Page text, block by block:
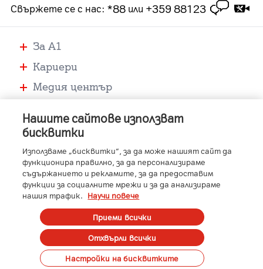
Сметка Контакти Общи условия
Управление на лични данни
Карти на покритие
Профилактики и аварии
Свържете се с нас: *88 или +359 88123
За А1
Кариери
Медия център
Устройства
Услуги
A1 Austria - A1 Croatia - A1 Serbia - A1 Belarus
A1 Bulgaria - A1 Macedonia -
Member of A1 Group
Copyright © 2023 A1 Bulgaria. Protected by reCAPTCHA
Нашите сайтове използват
бисквитки
Използваме „бисквитки“, за да може нашият сайт да
функционира правилно, за да персонализираме
съдържанието и рекламите, за да предоставим
функции за социалните мрежи и за да анализираме
нашия трафик. Научи повече
Настройки на бисквитките
Отхвърли всички
Приеми всички